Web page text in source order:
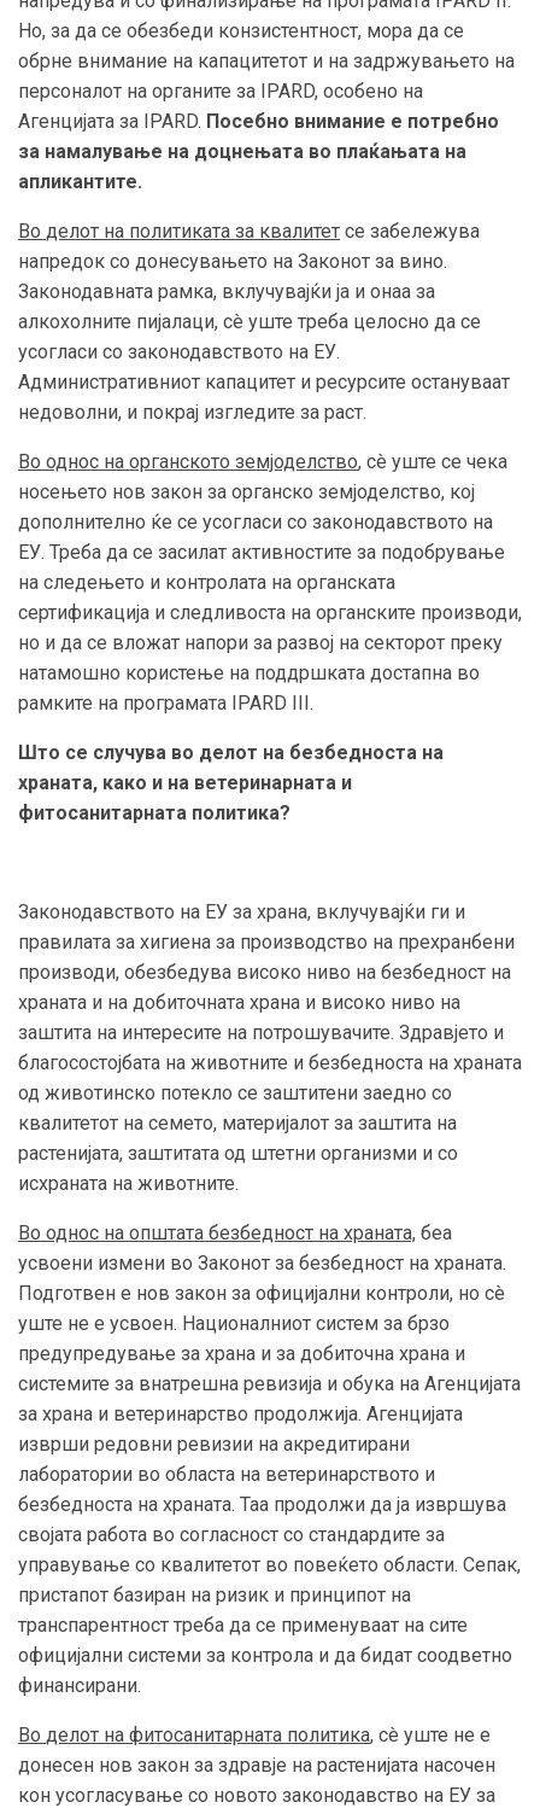
Но, за да се обезбеди конзистентност, мора да се
обрне внимание на капацитетот и на задржувањето на
персоналот на органите за IPARD, особено на
Агенцијата за IPARD. Посебно внимание е потребно
за намалување на доцнењата во плаќањата на
апликантите.
Во делот на политиката за квалитет се забележува
напредок со донесувањето на Законот за вино.
Законодавната рамка, вклучувајќи ја и онаа за
алкохолните пијалаци, сè уште треба целосно да се
усогласи со законодавството на ЕУ.
Административниот капацитет и ресурсите остануваат
недоволни, и покрај изгледите за раст.
Во однос на органското земјоделство, сè уште се чека
носењето нов закон за органско земјоделство, кој
дополнително ќе се усогласи со законодавството на
ЕУ. Треба да се засилат активностите за подобрување
на следењето и контролата на органската
сертификација и следливоста на органските производи,
но и да се вложат напори за развој на секторот преку
натамошно користење на поддршката достапна во
рамките на програмата IPARD III.
Што се случува во делот на безбедноста на
храната, како и на ветеринарната и
фитосанитарната политика?
Законодавството на ЕУ за храна, вклучувајќи ги и
правилата за хигиена за производство на прехранбени
производи, обезбедува високо ниво на безбедност на
храната и на добиточната храна и високо ниво на
заштита на интересите на потрошувачите. Здравјето и
благосостојбата на животните и безбедноста на храната
од животинско потекло се заштитени заедно со
квалитетот на семето, материјалот за заштита на
растенијата, заштитата од штетни организми и со
исхраната на животните.
Во однос на општата безбедност на храната, беа
усвоени измени во Законот за безбедност на храната.
Подготвен е нов закон за официјални контроли, но сè
уште не е усвоен. Националниот систем за брзо
предупредување за храна и за добиточна храна и
системите за внатрешна ревизија и обука на Агенцијата
за храна и ветеринарство продолжија. Агенцијата
изврши редовни ревизии на акредитирани
лаборатории во областа на ветеринарството и
безбедноста на храната. Таа продолжи да ја извршува
својата работа во согласност со стандардите за
управување со квалитетот во повеќето области. Сепак,
пристапот базиран на ризик и принципот на
транспарентност треба да се применуваат на сите
официјални системи за контрола и да бидат соодветно
финансирани.
Во делот на фитосанитарната политика, сè уште не е
донесен нов закон за здравје на растенијата насочен
кон усогласување со новото законодавство на ЕУ за